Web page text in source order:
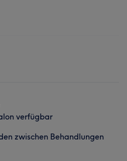
verfügbar
zwischen Behandlungen